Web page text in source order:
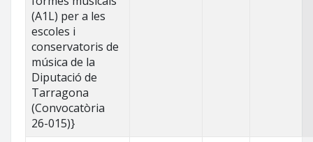
(A1L) per a les
escoles i
conservatoris de
música de la
Diputació de
Tarragona
(Convocatòria
26-015)}